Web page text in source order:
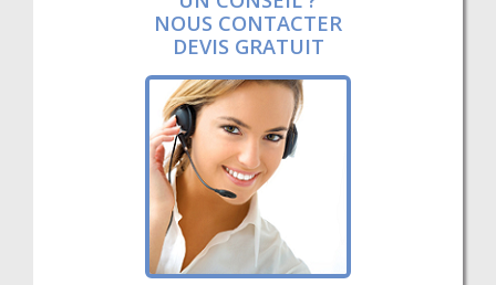
NOUS CONTACTER
DEVIS GRATUIT